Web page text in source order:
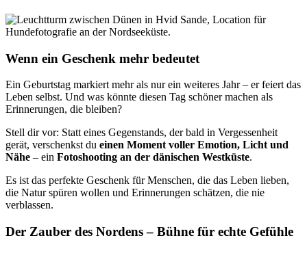
Wenn ein Geschenk mehr bedeutet
Ein Geburtstag markiert mehr als nur ein weiteres Jahr – er feiert das
Leben selbst. Und was könnte diesen Tag schöner machen als
Erinnerungen, die bleiben?
Stell dir vor: Statt eines Gegenstands, der bald in Vergessenheit
gerät, verschenkst du einen Moment voller Emotion, Licht und
Nähe – ein Fotoshooting an der dänischen Westküste.
Es ist das perfekte Geschenk für Menschen, die das Leben lieben,
die Natur spüren wollen und Erinnerungen schätzen, die nie
verblassen.
Der Zauber des Nordens – Bühne für echte Gefühle